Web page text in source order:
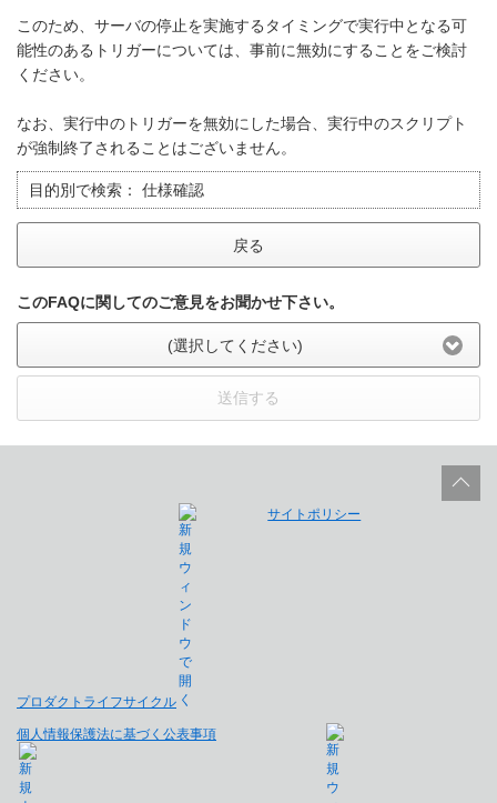
このため、サーバの停止を実施するタイミングで実行中となる可
能性のあるトリガーについては、事前に無効にすることをご検討
ください。
なお、実行中のトリガーを無効にした場合、実行中のスクリプト
が強制終了されることはございません。
目的別で検索： 仕様確認
戻る
このFAQに関してのご意見をお聞かせ下さい。
(選択してください)
送信する
プロダクトライフサイクル
サイトポリシー
個人情報保護法に基づく公表事項